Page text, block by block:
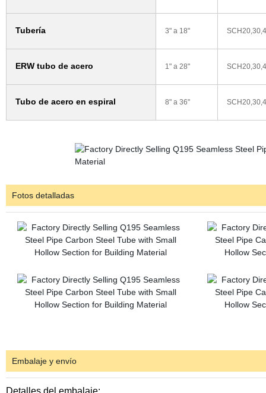
Tubería 3" a 18"
ERW tubo de acero 1" a 28"
Tubo de acero en espiral 8" a 36"
Fotos detalladas
Embalaje y envío
Detalles del embalaje: